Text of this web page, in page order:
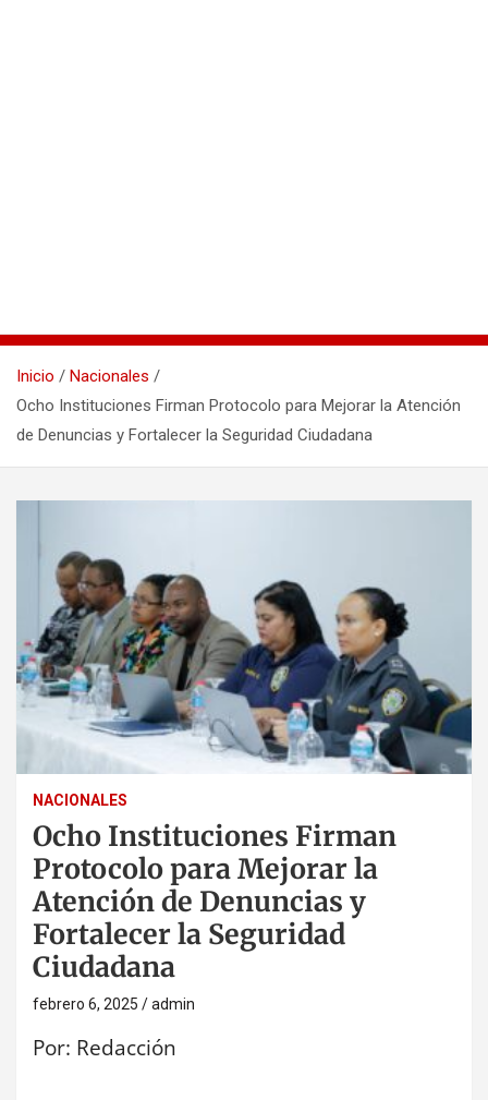
Inicio
Nacionales
Ocho Instituciones Firman Protocolo para Mejorar la Atención
de Denuncias y Fortalecer la Seguridad Ciudadana
NACIONALES
Ocho Instituciones Firman
Protocolo para Mejorar la
Atención de Denuncias y
Fortalecer la Seguridad
Ciudadana
febrero 6, 2025 admin
Por: Redacción